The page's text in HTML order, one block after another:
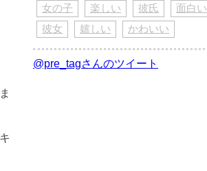
女の子
楽しい 彼氏
面白い
彼女
嬉しい かわいい
@pre_tagさんのツイート